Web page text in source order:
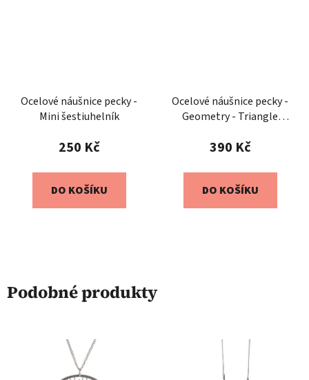
Ocelové náušnice pecky -
Mini šestiuhelník
250 Kč
DO KOŠÍKU
Ocelové náušnice pecky -
Geometry - Triangle
390 Kč
DO KOŠÍKU
Podobné produkty